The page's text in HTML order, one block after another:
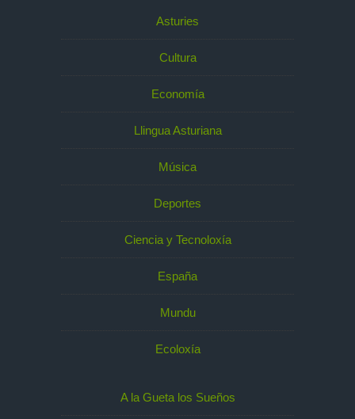
Asturies
Cultura
Economía
Llingua Asturiana
Música
Deportes
Ciencia y Tecnoloxía
España
Mundu
Ecoloxía
A la Gueta los Sueños